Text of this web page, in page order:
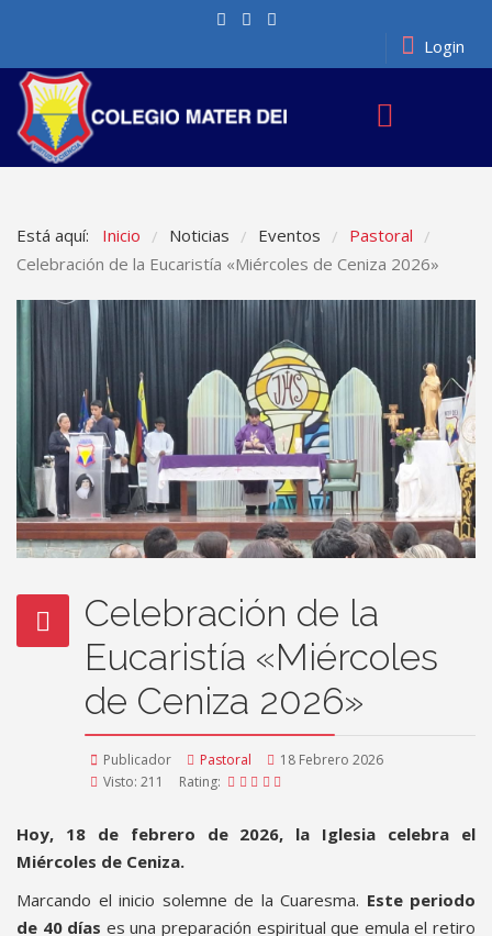
Login
Está aquí: Inicio / Noticias / Eventos / Pastoral /
Celebración de la Eucaristía «Miércoles de Ceniza 2026»
Celebración de la
Eucaristía «Miércoles
de Ceniza 2026»
Publicador Pastoral
18 Febrero 2026
Visto: 211
Rating:
Hoy, 18 de febrero de 2026, la Iglesia celebra el
Miércoles de Ceniza.
Marcando el inicio solemne de la Cuaresma. Este periodo
de 40 días es una preparación espiritual que emula el retiro